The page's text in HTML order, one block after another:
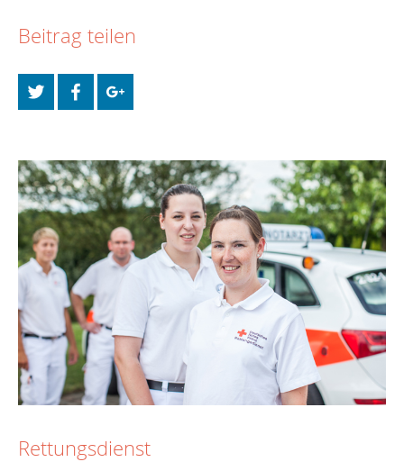
Beitrag teilen
Rettungsdienst